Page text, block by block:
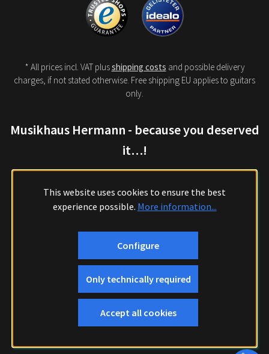
* All prices incl. VAT plusshipping costs and possible delivery
charges, if not stated otherwise. Free shipping EU applies to guitars
only.
Musikhaus Hermann - because you deserved
it…!
This website uses cookies to ensure the best
experience possible. More information...
Only technically required
Configure
Accept all cookies